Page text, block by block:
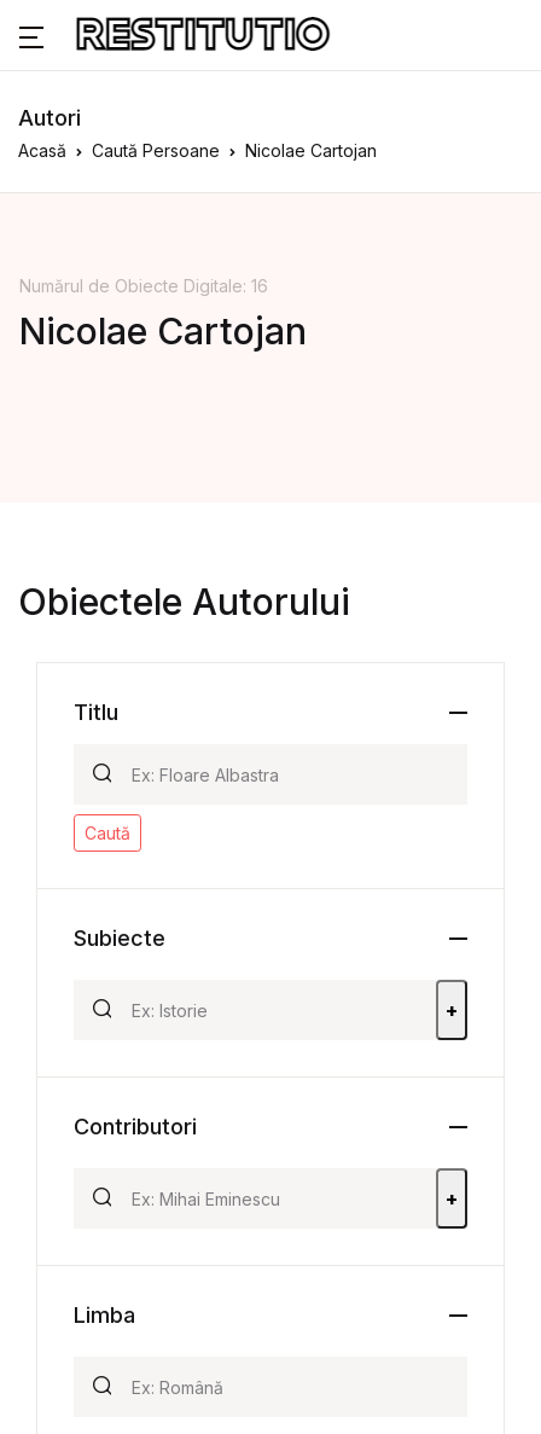
Autori
Acasă Caută Persoane Nicolae Cartojan
Numărul de Obiecte Digitale: 16
Nicolae Cartojan
Obiectele Autorului
Titlu
Caută
Subiecte
+
Contributori
+
Limba